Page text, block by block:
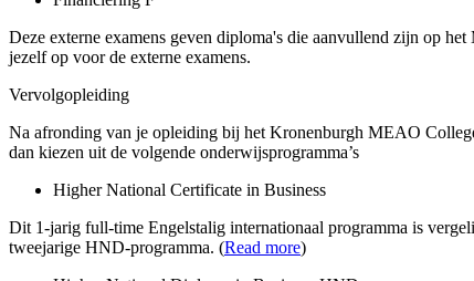
Deze externe examens geven diploma's die aanvullend zijn op
jezelf op voor de externe examens.
Vervolgopleiding
Na afronding van je opleiding bij het Kronenburgh MEAO
dan kiezen uit de volgende onderwijsprogramma’s
Higher National Certificate in Business
Dit 1-jarig full-time Engelstalig internationaal programma is
tweejarige HND-programma. (Read more)